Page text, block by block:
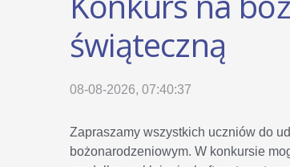
świąteczną
08-08-2026, 07:40:37
Zapraszamy wszystkich uczniów do
bożonarodzeniowym. W konkursie